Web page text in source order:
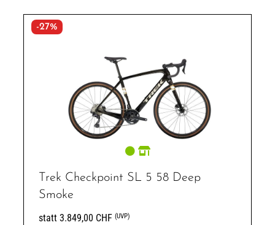
-27%
Trek Checkpoint SL 5 58 Deep
Smoke
statt 3.849,00 CHF(UVP)